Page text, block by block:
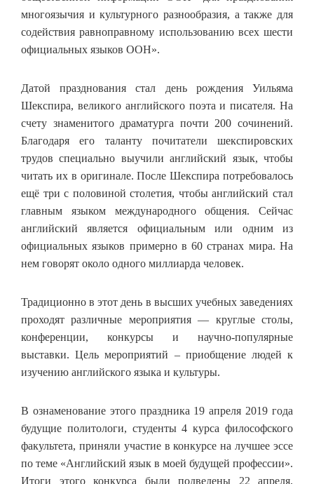
многоязычия и культурного разнообразия, а также для
содействия равноправному использованию всех шести
официальных языков ООН».
Датой празднования стал день рождения Уильяма
Шекспира, великого английского поэта и писателя. На
счету знаменитого драматурга почти 200 сочинений.
Благодаря его таланту почитатели шекспировских
трудов специально выучили английский язык, чтобы
читать их в оригинале. После Шекспира потребовалось
ещё три с половиной столетия, чтобы английский стал
главным языком международного общения. Сейчас
английский является официальным или одним из
официальных языков примерно в 60 странах мира. На
нем говорят около одного миллиарда человек.
Традиционно в этот день в высших учебных заведениях
проходят различные мероприятия — круглые столы,
конференции, конкурсы и научно-популярные
выставки. Цель мероприятий – приобщение людей к
изучению английского языка и культуры.
В ознаменование этого праздника 19 апреля 2019 года
будущие политологи, студенты 4 курса философского
факультета, приняли участие в конкурсе на лучшее эссе
по теме «Английский язык в моей будущей профессии».
Итоги этого конкурса были подведены 22 апреля.